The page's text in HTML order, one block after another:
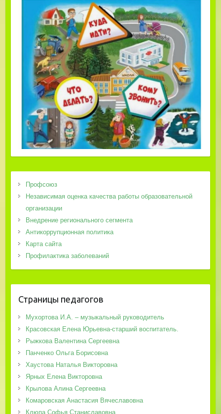
Профсоюз
Независимая оценка качества работы образовательной
организации
Внедрение регионального сегмента
Антикоррупционная политика
Карта сайта
Профилактика заболеваний
Страницы педагогов
Мухортова И.А. – музыкальный руководитель
Красовская Елена Юрьевна-старший воспитатель.
Рыжкова Валентина Сергеевна
Панченко Ольга Борисовна
Хаустова Наталья Викторовна
Ярных Елена Викторовна
Крылова Алина Сергеевна
Комаровская Анастасия Вячеславовна
Клюпа Софья Станиславовна